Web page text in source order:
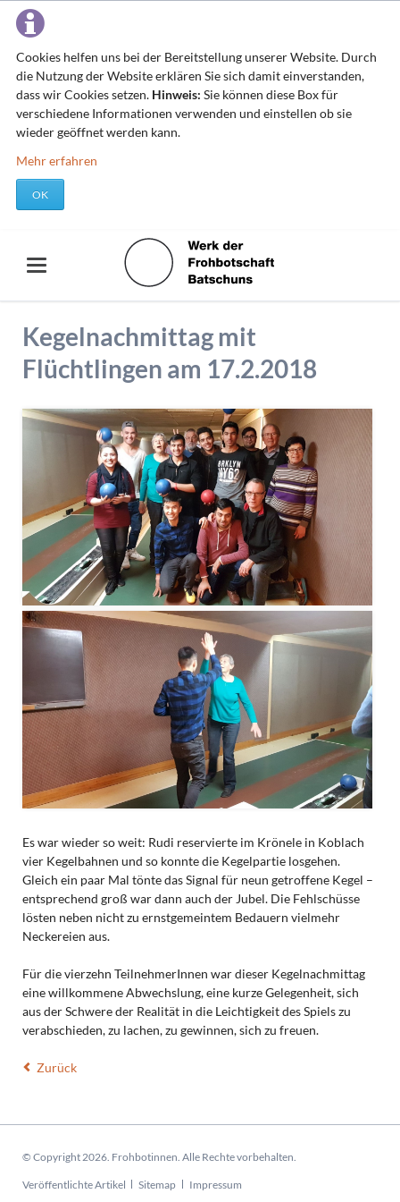
Cookies helfen uns bei der Bereitstellung unserer Website. Durch
die Nutzung der Website erklären Sie sich damit einverstanden,
dass wir Cookies setzen. Hinweis: Sie können diese Box für
verschiedene Informationen verwenden und einstellen ob sie
wieder geöffnet werden kann.
Mehr erfahren
OK
Kegelnachmittag mit
Flüchtlingen am 17.2.2018
Es war wieder so weit: Rudi reservierte im Krönele in Koblach
vier Kegelbahnen und so konnte die Kegelpartie losgehen.
Gleich ein paar Mal tönte das Signal für neun getroffene Kegel –
entsprechend groß war dann auch der Jubel. Die Fehlschüsse
lösten neben nicht zu ernstgemeintem Bedauern vielmehr
Neckereien aus.
Für die vierzehn TeilnehmerInnen war dieser Kegelnachmittag
eine willkommene Abwechslung, eine kurze Gelegenheit, sich
aus der Schwere der Realität in die Leichtigkeit des Spiels zu
verabschieden, zu lachen, zu gewinnen, sich zu freuen.
Zurück
© Copyright 2026. Frohbotinnen. Alle Rechte vorbehalten.
Navigation
Veröffentlichte Artikel Sitemap Impressum